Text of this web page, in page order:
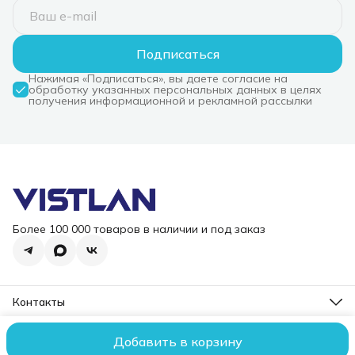
Добавить в корзину
Подписаться
Нажимая «Подписаться», вы даете согласие на
обработку указанных персональных данных в целях
получения информационной и рекламной рассылки
Более 100 000 товаров в наличии и под заказ
Контакты
Режим работы
2006 – 2026 ООО "ВИСТЛАН". Все права защищены.